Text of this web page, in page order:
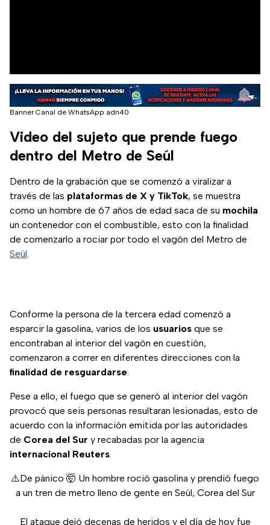
Banner Canal de WhatsApp adn40
Video del sujeto que prende fuego
dentro del Metro de Seúl
Dentro de la grabación que se comenzó a viralizar a
través de las plataformas de X y TikTok, se muestra
como un hombre de 67 años de edad saca de su mochila
un contenedor con el combustible, esto con la finalidad
de comenzarlo a rociar por todo el vagón del Metro de
Seúl.
Conforme la persona de la tercera edad comenzó a
esparcir la gasolina, varios de los usuarios que se
encontraban al interior del vagón en cuestión,
comenzaron a correr en diferentes direcciones con la
finalidad de resguardarse.
Pese a ello, el fuego que se generó al interior del vagón
provocó que seis personas resultaran lesionadas, esto de
acuerdo con la información emitida por las autoridades
de Corea del Sur y recabadas por la agencia
internacional Reuters.
⚠️De pánico 🤯 Un hombre roció gasolina y prendió fuego
a un tren de metro lleno de gente en Seúl, Corea del Sur
El ataque dejó decenas de heridos y el día de hoy fue